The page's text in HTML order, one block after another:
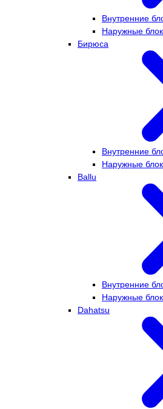
Внутренние
Наружные
Бирюса
Внутренние
Наружные
Ballu
Внутренние
Наружные
Dahatsu